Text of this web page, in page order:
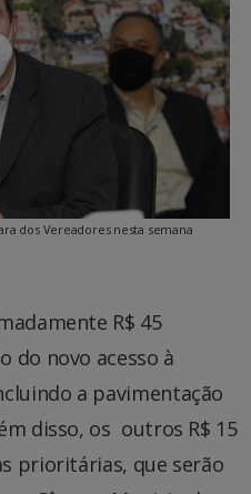
dos Vereadores nesta semana
R$ 45
do novo acesso à
a pavimentação
disso, os outros R$ 15
prioritárias, que serão